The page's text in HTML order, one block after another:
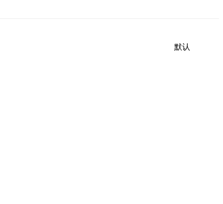
默认